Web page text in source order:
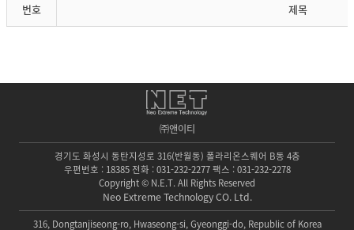
번호 제목
㈜앤이티
경기도 화성시 동탄지성로 316(반월동) 폴라리온스퀘어 B동 4층
우편번호 : 18385 전화 : 031-232-2277 팩스 : 031-232-2278
Copyright © N.E.T. All Rights Reserved
Neo Extreme Technology CO. Ltd.
316, Dongtanjiseong-ro, Hwaseong-si, Gyeonggi-do, Republic of Korea